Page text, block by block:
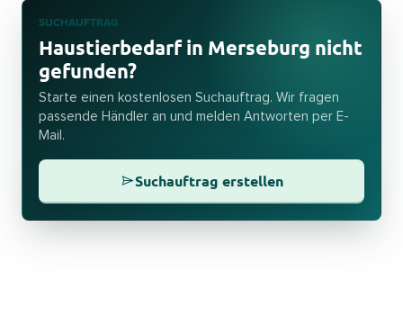
SUCHAUFTRAG
Haustierbedarf in Merseburg nicht
gefunden?
Starte einen kostenlosen Suchauftrag. Wir fragen
passende Händler an und melden Antworten per E-
Mail.
Suchauftrag erstellen